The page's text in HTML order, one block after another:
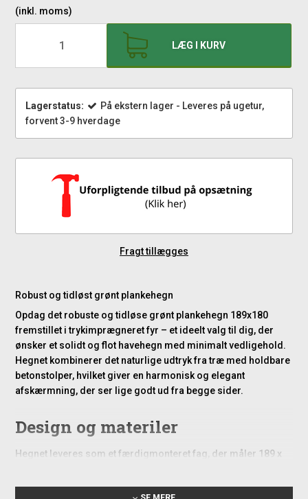
(inkl. moms)
LÆG I KURV
Lagerstatus:
På ekstern lager - Leveres på ugetur,
forvent 3-9 hverdage
Fragt tillægges
Robust og tidløst grønt plankehegn
Opdag det robuste og tidløse grønt plankehegn 189x180
fremstillet i trykimprægneret fyr – et ideelt valg til dig, der
ønsker et solidt og flot havehegn med minimalt vedligehold.
Hegnet kombinerer det naturlige udtryk fra træ med holdbare
betonstolper, hvilket giver en harmonisk og elegant
afskærmning, der ser lige godt ud fra begge sider.
Design og materiler
Hegnet leveres som et færdigmonteret fag, der måler 189 x